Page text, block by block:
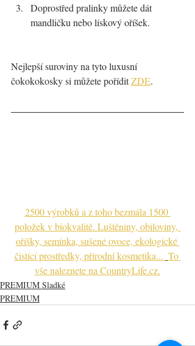
Doprostřed pralinky můžete dát
mandličku nebo lískový oříšek.
Nejlepší suroviny na tyto luxusní
čokokokosky si můžete pořídit ZDE.
2500 výrobků a z toho bezmála 1500
položek v biokvalitě. Luštěniny, obiloviny,
oříšky, semínka, sušené ovoce, ekologické
čistící prostředky, přírodní kosmetika... To
vše naleznete na CountryLife.cz.
PREMIUM Sladké
PREMIUM